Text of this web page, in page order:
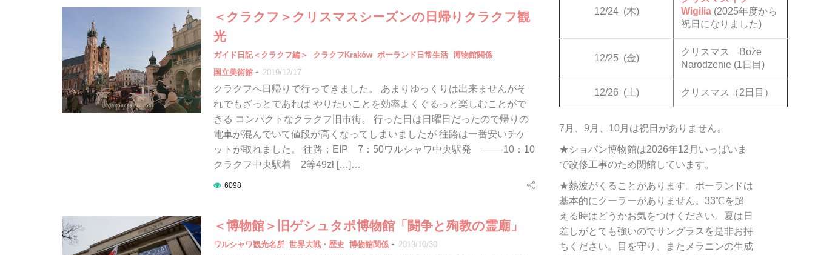
＜クラクフ＞クリスマスシーズンの日帰りクラクフ観
光
ガイド日記＜クラクフ編＞ クラクフKraków ポーランド日常生活 博物館関係
国立美術館 - 2019/12/17
クラクフへ日帰りで行ってきました。 あまりゆっくりは出来ませんがそ
れでもざっとであれば やりたいことを効率よくぐるっと楽しむことがで
きる コンパクトなクラクフ旧市街。 行った日は日曜日だったので帰りの
電車が混んでいて値段が高くなってしまいましたが 往路は一番安いチケ
ットが取れました。 往路；EIP 7：50ワルシャワ中央駅発 ——-10：10
クラクフ中央駅着 2等49zł […]…
6098
＜博物館＞旧ゲシュタポ博物館「闘争と殉教の霊廟」
ワルシャワ観光名所 世界大戦・歴史 博物館関係 - 2019/10/30
12/24 (木)
Wigilia (2025年度から
祝日になりました)
12/25 (金)
クリスマス Boże
Narodzenie (1日目)
12/26 (土) クリスマス（2日目）
7月、9月、10月は祝日がありません。
★ショパン博物館は2026年12月いっぱいま
で改修工事のため閉館しています。
★熱波がくることがあります。ポーランドは
基本的にクーラーがありません。33℃を超
える時はどうかお気をつけください。夏は日
差しがとても強いのでサングラスを是非お持
ちください。目を守り、またメラニンの生成